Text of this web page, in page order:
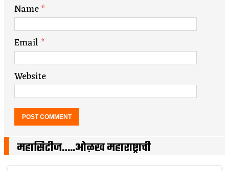
Name*
Email*
Website
महासिटीज…..ओळख महाराष्ट्राची